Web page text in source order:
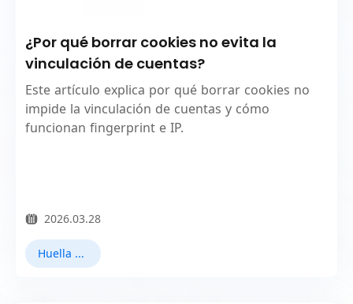
¿Por qué borrar cookies no evita la
vinculación de cuentas?
Este artículo explica por qué borrar cookies no
impide la vinculación de cuentas y cómo
funcionan fingerprint e IP.
2026.03.28
Huella digital del navegador